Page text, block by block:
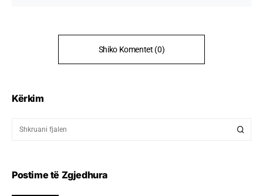
Shiko Komentet (0)
Kërkim
Postime të Zgjedhura